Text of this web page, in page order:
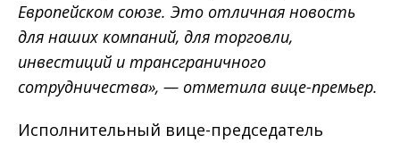
Европейском союзе. Это отличная новость
для наших компаний, для торговли,
инвестиций и трансграничного
сотрудничества», — отметила вице-премьер.
Исполнительный вице-председатель